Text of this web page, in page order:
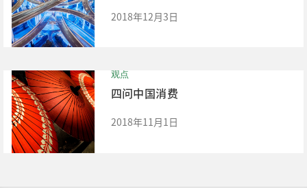
2018年12月3日
观点
四问中国消费
2018年11月1日